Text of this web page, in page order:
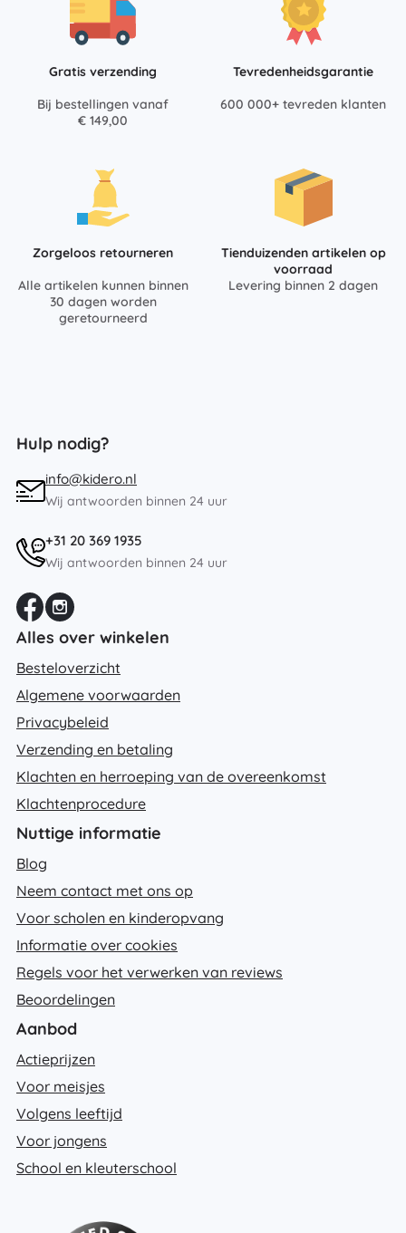
Gratis verzending
Bij bestellingen vanaf
€ 149,00
Tevredenheidsgarantie
600 000+ tevreden klanten
Zorgeloos retourneren
Alle artikelen kunnen binnen
30 dagen worden
geretourneerd
Tienduizenden artikelen op
voorraad
Levering binnen 2 dagen
Hulp nodig?
info@kidero.nl
Wij antwoorden binnen 24 uur
+31 20 369 1935
Wij antwoorden binnen 24 uur
Alles over winkelen
Besteloverzicht
Algemene voorwaarden
Privacybeleid
Verzending en betaling
Klachten en herroeping van de overeenkomst
Klachtenprocedure
Nuttige informatie
Blog
Neem contact met ons op
Voor scholen en kinderopvang
Informatie over cookies
Regels voor het verwerken van reviews
Beoordelingen
Aanbod
Actieprijzen
Voor meisjes
Volgens leeftijd
Voor jongens
School en kleuterschool